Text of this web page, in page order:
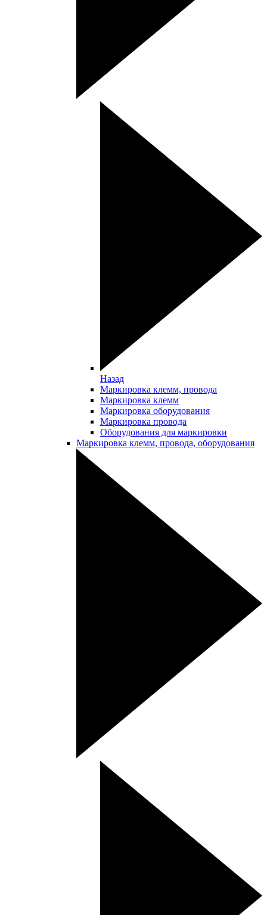
Назад
Маркировка клемм, провода
Маркировка клемм
Маркировка оборудования
Маркировка провода
Оборудования для маркировки
Маркировка клемм, провода, оборудования